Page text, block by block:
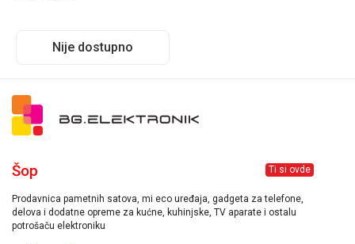
Nije dostupno
Ti si ovde
Šop
Prodavnica pametnih satova, mi eco uređaja, gadgeta za telefone,
delova i dodatne opreme za kućne, kuhinjske, TV aparate i ostalu
potrošaču elektroniku